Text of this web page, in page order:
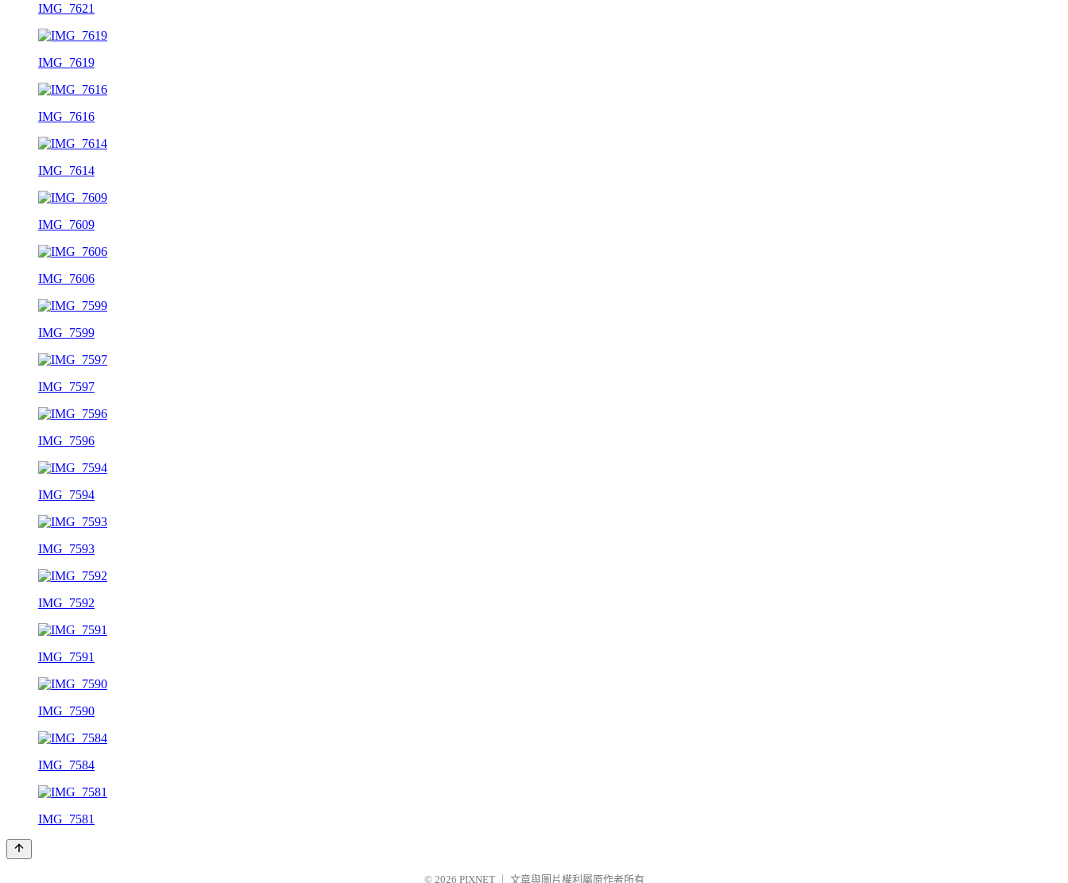
IMG_7621
IMG_7619
IMG_7616
IMG_7614
IMG_7609
IMG_7606
IMG_7599
IMG_7597
IMG_7596
IMG_7594
IMG_7593
IMG_7592
IMG_7591
IMG_7590
IMG_7584
IMG_7581
© 2026 PIXNET 文章與圖片權利屬原作者所有